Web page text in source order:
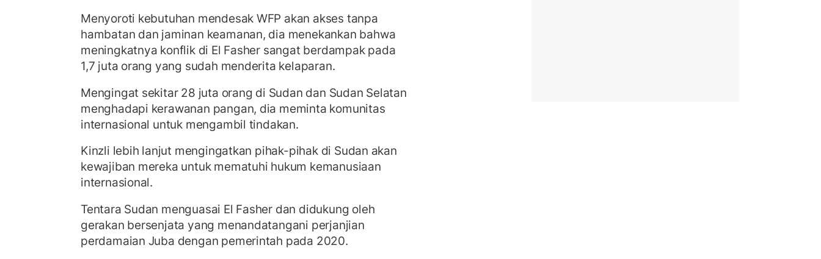
Menyoroti kebutuhan mendesak WFP akan akses tanpa
hambatan dan jaminan keamanan, dia menekankan bahwa
meningkatnya konflik di El Fasher sangat berdampak pada
1,7 juta orang yang sudah menderita kelaparan.
Mengingat sekitar 28 juta orang di Sudan dan Sudan Selatan
menghadapi kerawanan pangan, dia meminta komunitas
internasional untuk mengambil tindakan.
Kinzli lebih lanjut mengingatkan pihak-pihak di Sudan akan
kewajiban mereka untuk mematuhi hukum kemanusiaan
internasional.
Tentara Sudan menguasai El Fasher dan didukung oleh
gerakan bersenjata yang menandatangani perjanjian
perdamaian Juba dengan pemerintah pada 2020.